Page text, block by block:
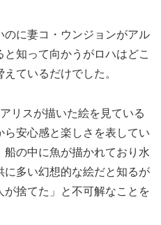
に妻コ・ウンジョンがアル
知って向かうがロハはどこ
ているだけでした。
リスが描いた絵を見ている
安心感と楽しさを表してい
の中に魚が描かれており水
多い幻想的な絵だと知るが
捨てた」と不可解なことを